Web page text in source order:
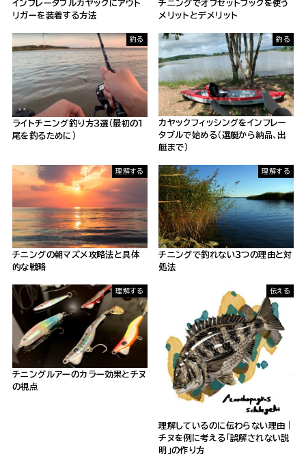
インフレータブルカヤックにアウト
リガーを装着する方法
チニングでオフセットフックを使う
メリットとデメリット
釣る
ライトチニング釣り方３選（最初の１
尾を釣るために）
釣る
カヤックフィッシングをインフレー
タブルで始める（選艇から納品、出
艇まで）
理解する
チニングの朝マズメ攻略法と具体
的な戦略
理解する
チニングで釣れない３つの理由と対
処法
理解する
チニングルアーのカラー効果とチヌ
の視点
伝える
理解しているのに伝わらない理由｜
チヌを例に考える「誤解されない説
明」の作り方